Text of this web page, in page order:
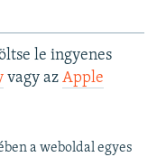
le ingyenes
vagy az Apple
a weboldal egyes